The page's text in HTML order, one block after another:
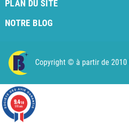
PLAN DU SITE
NOTRE BLOG
Copyright © à partir de 2010
9.4/10
970 avis